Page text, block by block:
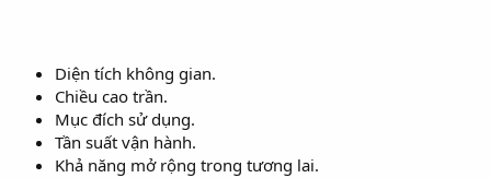
Diện tích không gian.
Chiều cao trần.
Mục đích sử dụng.
Tần suất vận hành.
Khả năng mở rộng trong tương lai.